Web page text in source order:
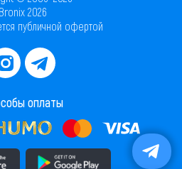
Bronix 2026
публичной офертой
оплаты
приложение в AppStore Скачать приложение в PlayMarket